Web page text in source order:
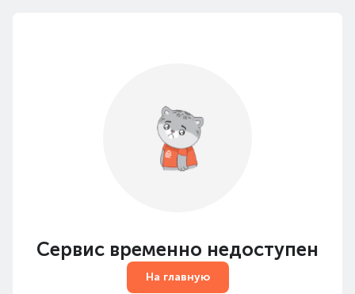
Сервис временно недоступен
На главную